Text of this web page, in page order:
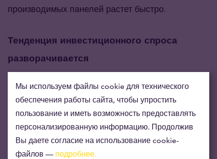
производимых панелей растет быстро.
Тенденция инвестиционного спроса
разворачивается
Инвестиционный спрос на серебро сильно
пострадал – это одна из причин, почему цена
серебра уступала цене золота в последние
годы. В 2023 году инвестиционный спрос упал на
28 процентов, до 243,1 миллиона унций. В этом
Мы используем файлы cookie для технического
обеспечения работы сайта, чтобы упростить
пользование и иметь возможность предоставлять
персонализированную информацию. Продолжив
Вы даете согласие на использование cookie-
файлов — подробнее.